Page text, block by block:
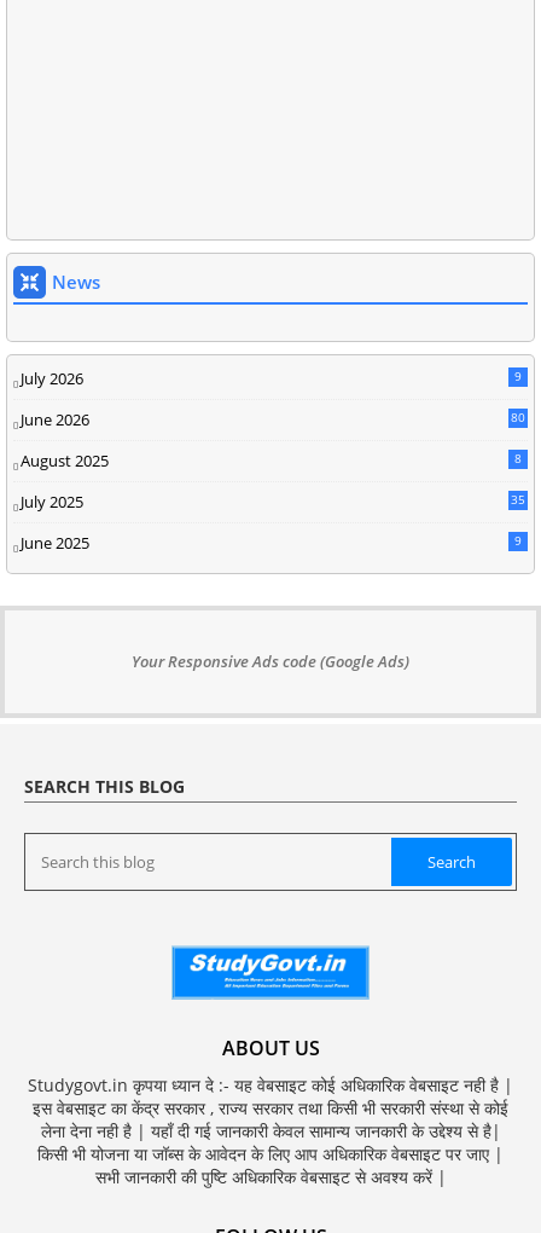
News
July 2026 9
June 2026 80
August 2025 8
July 2025 35
June 2025 9
Your Responsive Ads code (Google Ads)
SEARCH THIS BLOG
ABOUT US
Studygovt.in कृपया ध्यान दे :- यह वेबसाइट कोई अधिकारिक वेबसाइट नही है |
इस वेबसाइट का केंद्र सरकार , राज्य सरकार तथा किसी भी सरकारी संस्था से कोई
लेना देना नही है | यहाँ दी गई जानकारी केवल सामान्य जानकारी के उद्देश्य से है|
किसी भी योजना या जॉब्स के आवेदन के लिए आप अधिकारिक वेबसाइट पर जाए |
सभी जानकारी की पुष्टि अधिकारिक वेबसाइट से अवश्य करें |